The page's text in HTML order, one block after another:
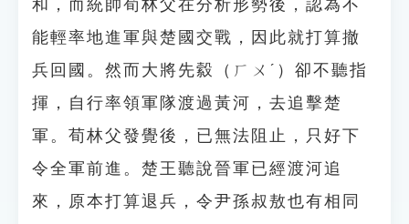
和，而統帥荀林父在分析形勢後，認為不
能輕率地進軍與楚國交戰，因此就打算撤
兵回國。然而大將先縠（ㄏㄨˊ）卻不聽指
揮，自行率領軍隊渡過黃河，去追擊楚
軍。荀林父發覺後，已無法阻止，只好下
令全軍前進。楚王聽說晉軍已經渡河追
來，原本打算退兵，令尹孫叔敖也有相同